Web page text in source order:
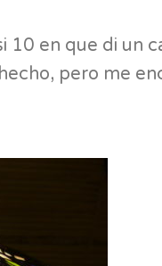
10 en que di un
pero me